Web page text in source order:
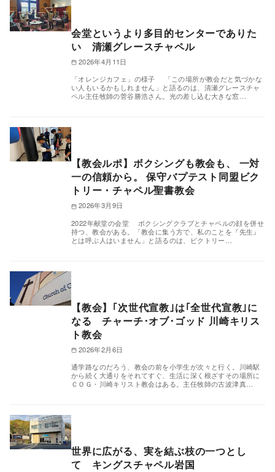
会堂というより多目的センターでありた
い 清瀬グレースチャペル
2026年4月11日
「オレンジカフェ」の様子 「この場所が教会だと気づかな
い人もいるかもしれません」と語るのは、清瀬グレースチャ
ペル主任牧師の菅谷勝浩さん。光の差し込む大きな窓…
【教会ルポ】ボクシングも教会も、 一対
一の信頼から。 保守バプテスト同盟ビク
トリー・チャペル聖書教会
2026年3月9日
2022年献堂の会堂 ボクシングクラブとチャペルの顔を併せ
持つ、教会がある。「教会に集う方で、私のことを『先生』
とは呼ぶ人はいません」と語るのは、ビクトリー…
【教会】｢次世代宣教｣は｢全世代宣教｣に
なる チャーチ･オブ･ゴッド 川崎キリス
ト教会
2026年2月6日
通学路なのだろう、教会の前を小学生が次々と行く。川崎駅
から続く大通りをそれてすぐ、生活に深く根ざすその場所に
ＣＯＧ・川崎キリスト教会はある。主任牧師の古波津真…
世界に広がる、実を結ぶ枝の一つとし
て キングスチャペル岩国